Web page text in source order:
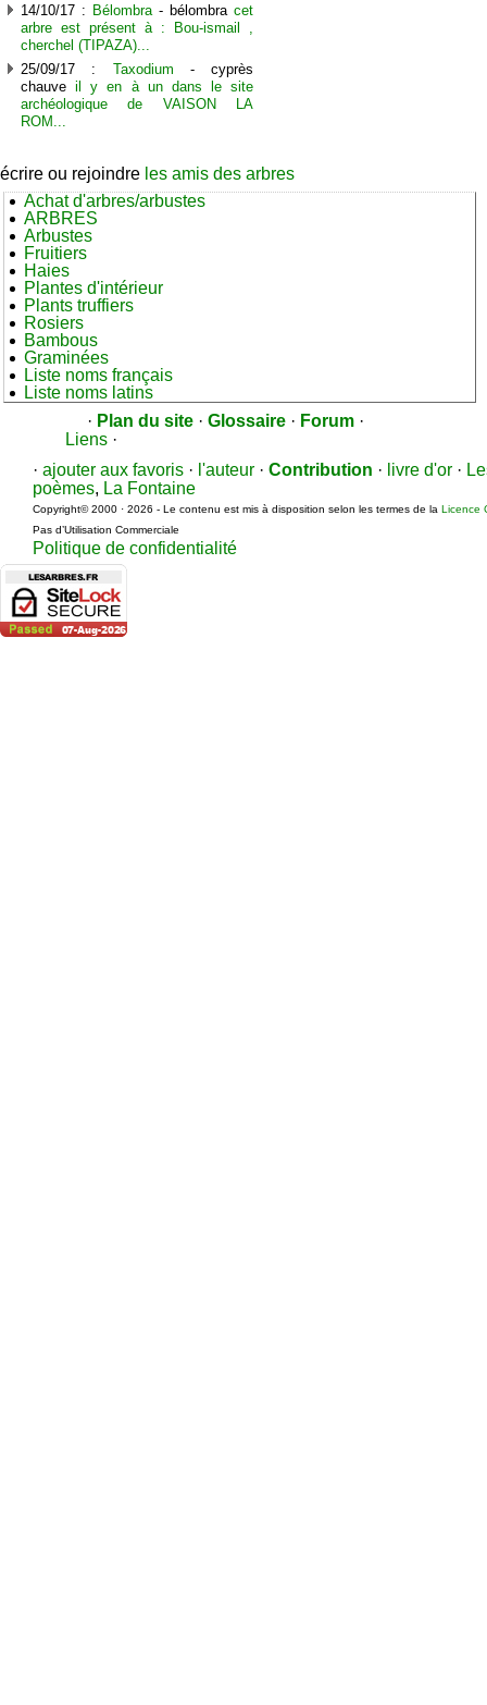
14/10/17 : Bélombra- bélombracet
arbre est présent à : Bou-ismail ,
cherchel (TIPAZA)...
25/09/17 : Taxodium - cyprès
chauve il y en à un dans le site
archéologique de VAISON LA
ROM...
écrire ou rejoindre les amis des arbres
Achat d'arbres/arbustes
ARBRES
Arbustes
Fruitiers
Haies
Plantes d'intérieur
Plants truffiers
Rosiers
Bambous
Graminées
Liste noms français
Liste noms latins
· Plan du site · Glossaire · Forum ·
Liens ·
· ajouter aux favoris · l'auteur · Contribution · livre d'or ·
poèmes, La Fontaine
Copyright© 2000 · 2026 - Le contenu est mis à disposition selon les termes de la Licence
Pas d’Utilisation Commerciale
Politique de confidentialité